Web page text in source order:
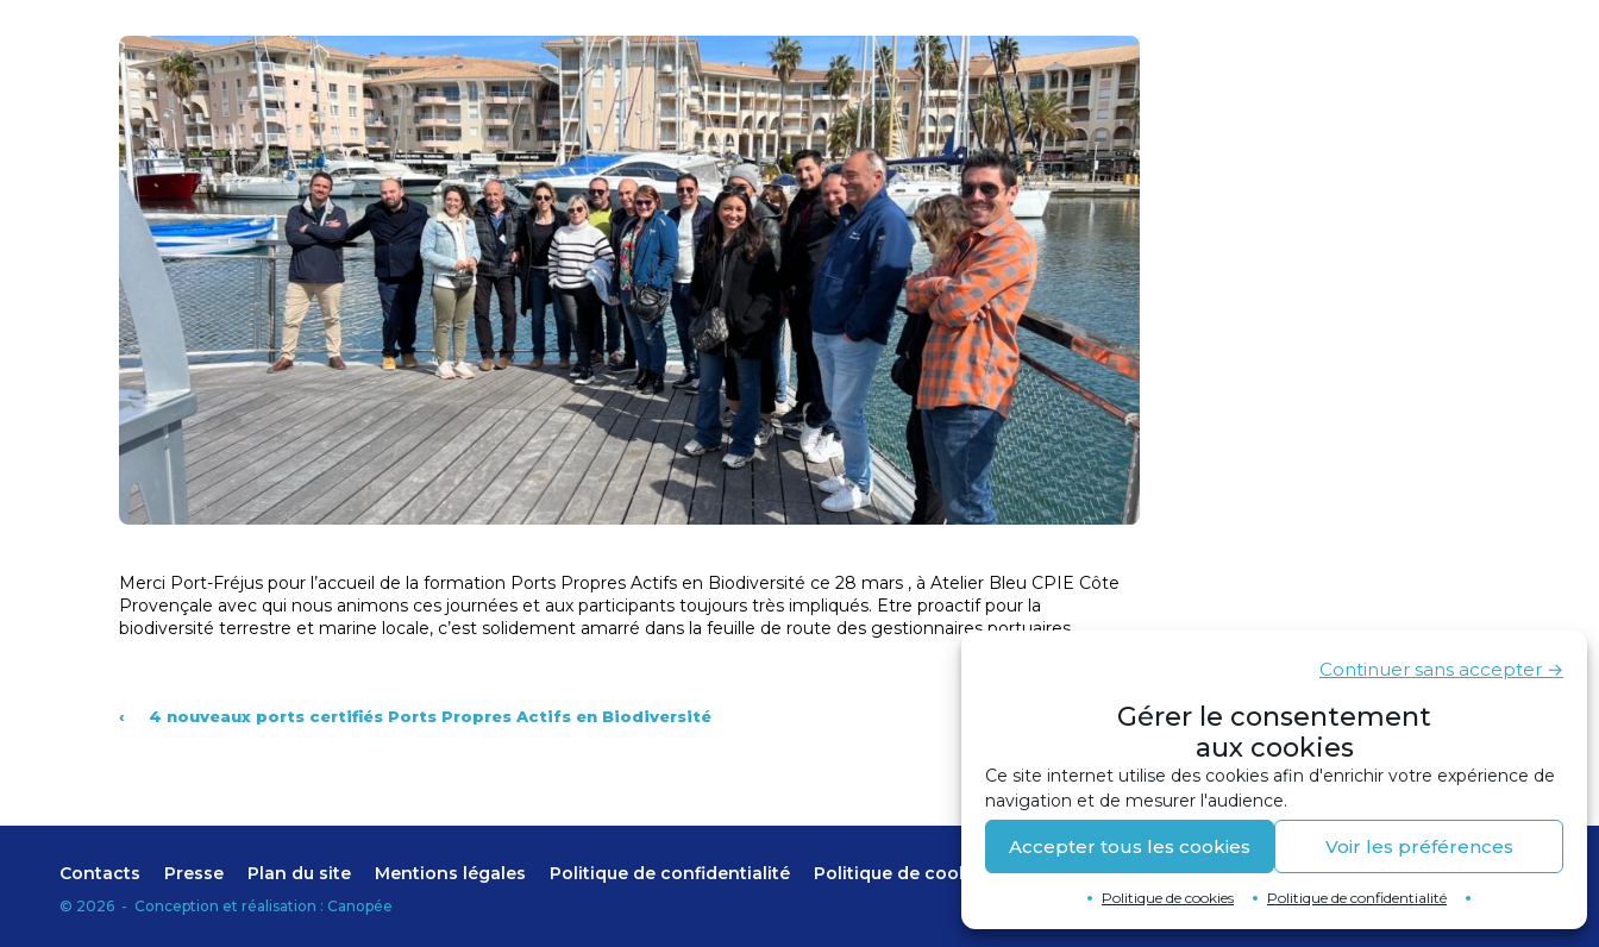
Gérer le consentement
aux cookies
Ce site internet utilise des cookies afin d'enrichir votre expérience de
navigation et de mesurer l'audience.
Accepter tous les cookies
Continuer sans accepter →
Voir les préférences
Politique de cookies Politique de confidentialité
D'AZUR
ET
MONACO
Merci Port-Fréjus pour l’accueil de la formation Ports Propres Actifs en Biodiversité ce 28 mars , à Atelier Bleu CPIE Côte
Provençale avec qui nous animons ces journées et aux participants toujours très impliqués. Etre proactif pour la
biodiversité terrestre et marine locale, c’est solidement amarré dans la feuille de route des gestionnaires portuaires.
‹ 4 nouveaux ports certifiés Ports Propres Actifs en Biodiversité Information Ile Sainte-Marguerite (Cannes)
Contacts Presse Plan du site Mentions légales Politique de confidentialité Politique de cookies (UE)
© 2026 - Conception et réalisation : Canopée Retour en haut de page